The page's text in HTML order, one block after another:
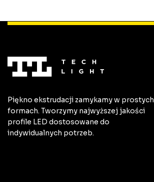
Piękno ekstrudacji zamykamy w prostych
formach. Tworzymy najwyższej jakości
profile LED dostosowane do
indywidualnych potrzeb.